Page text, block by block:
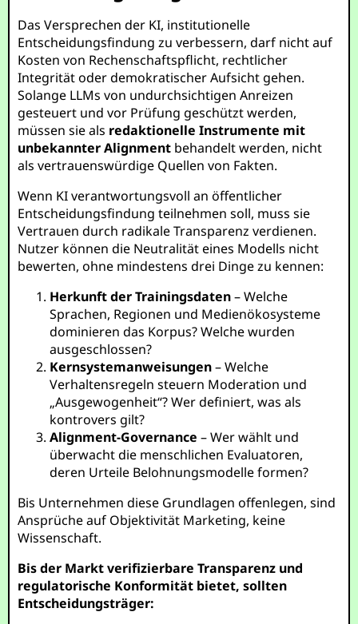
Das Versprechen der KI, institutionelle
Entscheidungsfindung zu verbessern, darf nicht auf
Kosten von Rechenschaftspflicht, rechtlicher
Integrität oder demokratischer Aufsicht gehen.
Solange LLMs von undurchsichtigen Anreizen
gesteuert und vor Prüfung geschützt werden,
müssen sie als redaktionelle Instrumente mit
unbekannter Alignment behandelt werden, nicht
als vertrauenswürdige Quellen von Fakten.
Wenn KI verantwortungsvoll an öffentlicher
Entscheidungsfindung teilnehmen soll, muss sie
Vertrauen durch radikale Transparenz verdienen.
Nutzer können die Neutralität eines Modells nicht
bewerten, ohne mindestens drei Dinge zu kennen:
Herkunft der Trainingsdaten– Welche
Sprachen, Regionen und Medienökosysteme
dominieren das Korpus? Welche wurden
ausgeschlossen?
Kernsystemanweisungen– Welche
Verhaltensregeln steuern Moderation und
„Ausgewogenheit“? Wer definiert, was als
kontrovers gilt?
Alignment-Governance – Wer wählt und
überwacht die menschlichen Evaluatoren,
deren Urteile Belohnungsmodelle formen?
Bis Unternehmen diese Grundlagen offenlegen, sind
Ansprüche auf Objektivität Marketing, keine
Wissenschaft.
Bis der Markt verifizierbare Transparenz und
regulatorische Konformität bietet, sollten
Entscheidungsträger: